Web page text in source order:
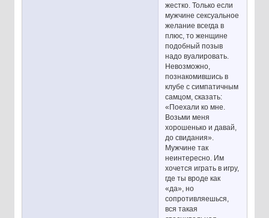
жестко. Только если
мужчине сексуальное
желание всегда в
плюс, то женщине
подобный позыв
надо вуалировать.
Невозможно,
познакомившись в
клубе с симпатичным
самцом, сказать:
«Поехали ко мне.
Возьми меня
хорошенько и давай,
до свидания».
Мужчине так
неинтересно. Им
хочется играть в игру,
где ты вроде как
«да», но
сопротивляешься,
вся такая